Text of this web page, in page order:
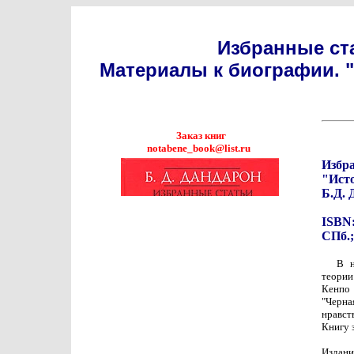
Избранные
Материалы к биографии.
Заказ книг
notabene_book@list.ru
Б.Д.
СПб.;
В
Кенпо
Книгу